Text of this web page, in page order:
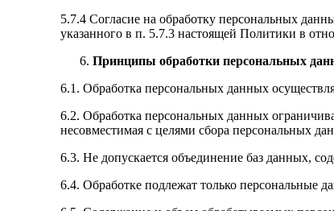
5.7.4 Согласие на обработку персональных
указанного в п. 5.7.3 настоящей Политики в
Принципы обработки персональных
6.1. Обработка персональных данных
6.2. Обработка персональных данных
несовместимая с целями сбора персональных
6.3. Не допускается объединение баз данных,
6.4. Обработке подлежат только персональные